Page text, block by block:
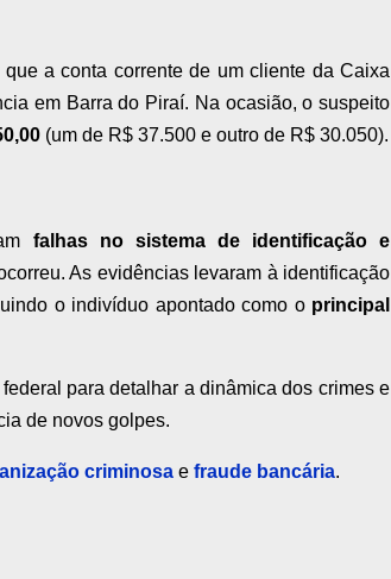
a conta corrente de um cliente da Caixa
em Barra do Piraí. Na ocasião, o suspeito
(um de R$ 37.500 e outro de R$ 30.050).
falhas no sistema de identificação e
As evidências levaram à identificação
o indivíduo apontado como o principal
para detalhar a dinâmica dos crimes e
de novos golpes.
criminosa e fraude bancária.